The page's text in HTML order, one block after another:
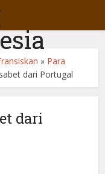
» Para
dari Portugal
dari